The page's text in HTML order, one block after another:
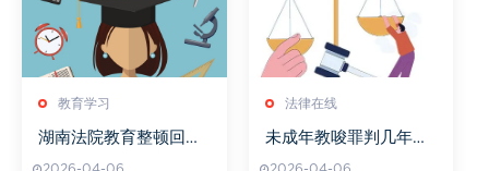
教育学习
湖南法院教育整顿回头
法律在线
未成年教唆罪判几年以